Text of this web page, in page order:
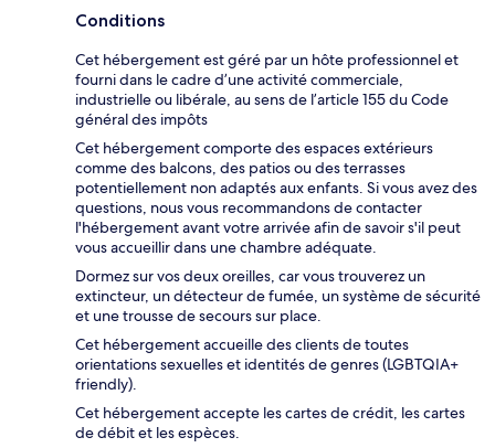
Conditions
Cet hébergement est géré par un hôte professionnel et
fourni dans le cadre d’une activité commerciale,
industrielle ou libérale, au sens de l’article 155 du Code
général des impôts
Cet hébergement comporte des espaces extérieurs
comme des balcons, des patios ou des terrasses
potentiellement non adaptés aux enfants. Si vous avez des
questions, nous vous recommandons de contacter
l'hébergement avant votre arrivée afin de savoir s'il peut
vous accueillir dans une chambre adéquate.
Dormez sur vos deux oreilles, car vous trouverez un
extincteur, un détecteur de fumée, un système de sécurité
et une trousse de secours sur place.
Cet hébergement accueille des clients de toutes
orientations sexuelles et identités de genres (LGBTQIA+
friendly).
Cet hébergement accepte les cartes de crédit, les cartes
de débit et les espèces.